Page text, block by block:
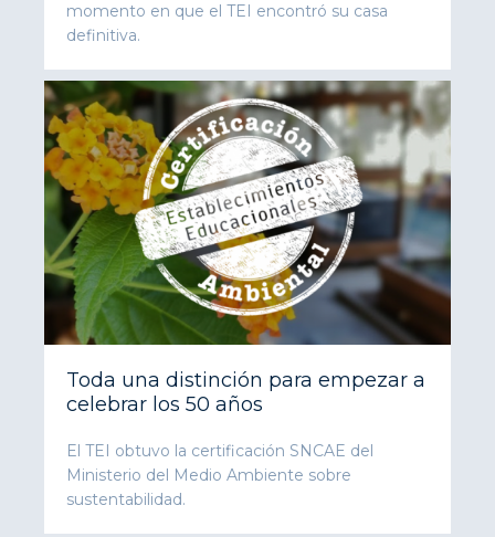
momento en que el TEI encontró su casa
definitiva.
Toda una distinción para empezar a
celebrar los 50 años
El TEI obtuvo la certificación SNCAE del
Ministerio del Medio Ambiente sobre
sustentabilidad.